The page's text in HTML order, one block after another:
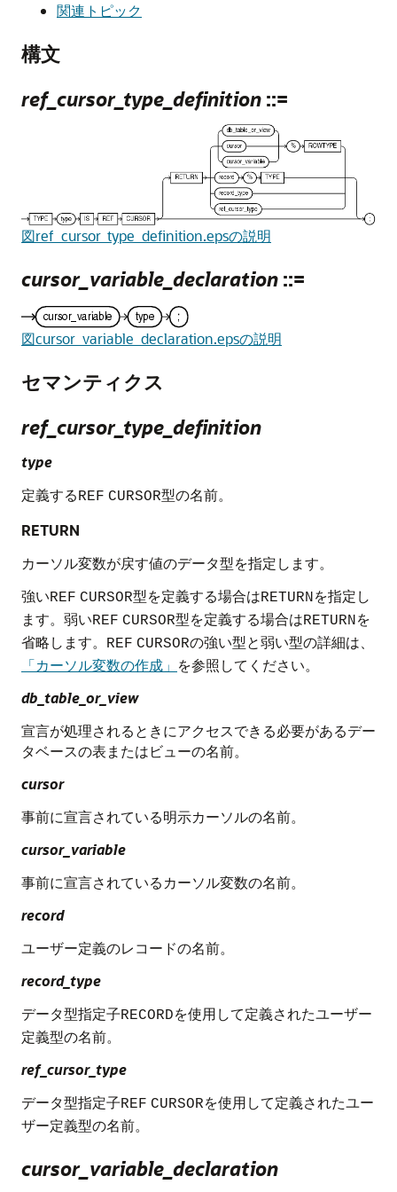
関連トピック
構文
ref_cursor_type_definition ::=
図ref_cursor_type_definition.epsの説明
cursor_variable_declaration ::=
図cursor_variable_declaration.epsの説明
セマンティクス
ref_cursor_type_definition
type
定義するREF CURSOR型の名前。
RETURN
カーソル変数が戻す値のデータ型を指定します。
強いREF CURSOR型を定義する場合はRETURNを指定し
ます。弱いREF CURSOR型を定義する場合はRETURNを
省略します。
REF CURSORの強い型と弱い型の詳細は、
「カーソル変数の作成」 を参照してください。
db_table_or_view
宣言が処理されるときにアクセスできる必要があるデー
タベースの表またはビューの名前。
cursor
事前に宣言されている明示カーソルの名前。
cursor_variable
事前に宣言されているカーソル変数の名前。
record
ユーザー定義のレコードの名前。
record_type
データ型指定子RECORDを使用して定義されたユーザー
定義型の名前。
ref_cursor_type
データ型指定子REF CURSORを使用して定義されたユー
ザー定義型の名前。
cursor_variable_declaration